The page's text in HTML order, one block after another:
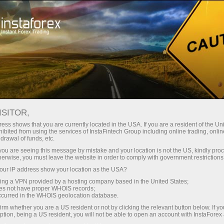
انسٹا فارکس کے بارے میں
انسٹا فارکس کے بارے میں
انسٹا فارکس برانڈ 2007 میں بنایا گیا تھا اور اس
وقت یہ 7,000,000 سے زیادہ تاجروں کا
اولین انتخاب ہے۔
shows that you are currently located in the USA. If you are a resident of the
from using the services of InstaFintech Group including online trading,
of funds, etc.
are seeing this message by mistake and your location is not the US, kindly
you must leave the website in order to comply with government
IP address show your location as the USA?
a VPN provided by a hosting company based in the United States;
not have proper WHOIS records;
in the WHOIS geolocation database.
whether you are a US resident or not by clicking the relevant button below. If
being a US resident, you will not be able to open an account with InstaForex